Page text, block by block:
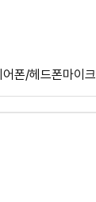
어폰/헤드폰마이크